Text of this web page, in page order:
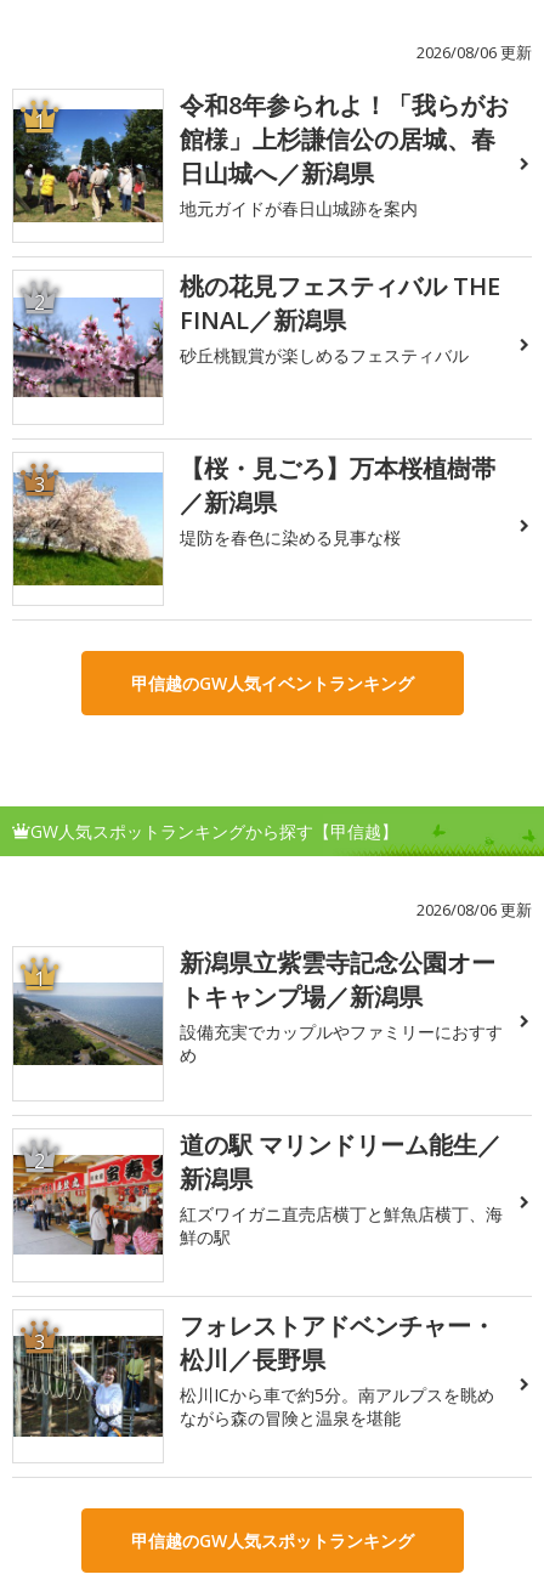
2026/08/06 更新
1
令和8年参られよ！「我らがお
館様」上杉謙信公の居城、春
日山城へ／新潟県
地元ガイドが春日山城跡を案内
2
桃の花見フェスティバル THE
FINAL／新潟県
砂丘桃観賞が楽しめるフェスティバル
3
【桜・見ごろ】万本桜植樹帯
／新潟県
堤防を春色に染める見事な桜
甲信越のGW人気イベントランキング
GW人気スポットランキングから探す【甲信越】
2026/08/06 更新
1
新潟県立紫雲寺記念公園オー
トキャンプ場／新潟県
設備充実でカップルやファミリーにおすす
め
2
道の駅 マリンドリーム能生／
新潟県
紅ズワイガニ直売店横丁と鮮魚店横丁、海
鮮の駅
3
フォレストアドベンチャー・
松川／長野県
松川ICから車で約5分。南アルプスを眺め
ながら森の冒険と温泉を堪能
甲信越のGW人気スポットランキング